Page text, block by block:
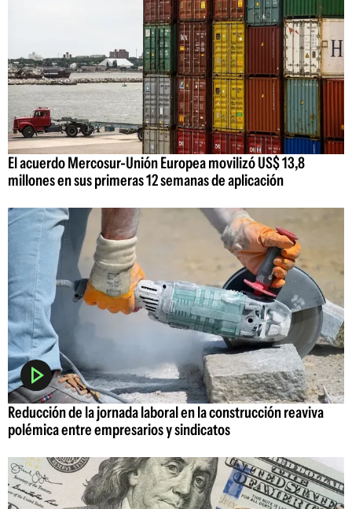
El acuerdo Mercosur-Unión Europea movilizó US$ 13,8
millones en sus primeras 12 semanas de aplicación
Reducción de la jornada laboral en la construcción reaviva
polémica entre empresarios y sindicatos